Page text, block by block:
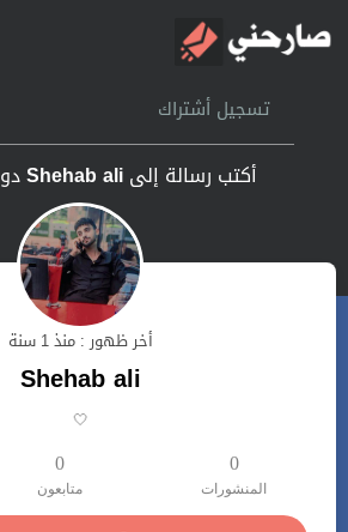
الرئيسيةتسجيل أشتراك
أكتب رسالة إلىShehab ali
أخر ظهور : منذ 1 سنة
Shehab ali
🤍
0
المنشورات
0
متابعون